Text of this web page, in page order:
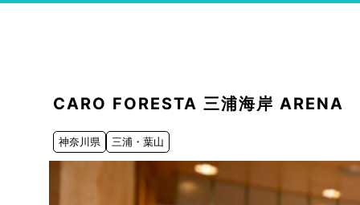
CARO FORESTA 三浦海岸 ARENA
神奈川県 三浦・葉山